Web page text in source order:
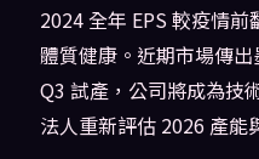
2024 全年 EPS 較疫情
體質健康。近期市場傳
Q3 試產，公司將成為技
法人重新評估 2026 產能